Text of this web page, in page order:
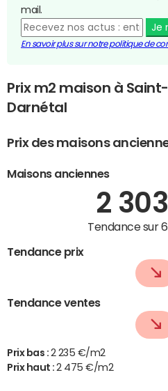
mail.
Je
En savoir plus sur notre politique de
Prix m2 maison à
Darnétal
Prix des maisons
Maisons anciennes
2 303
Tendance sur
Tendance prix
Tendance ventes
Prix bas : 2 235 €/m2
Prix haut :2 475 €/m2